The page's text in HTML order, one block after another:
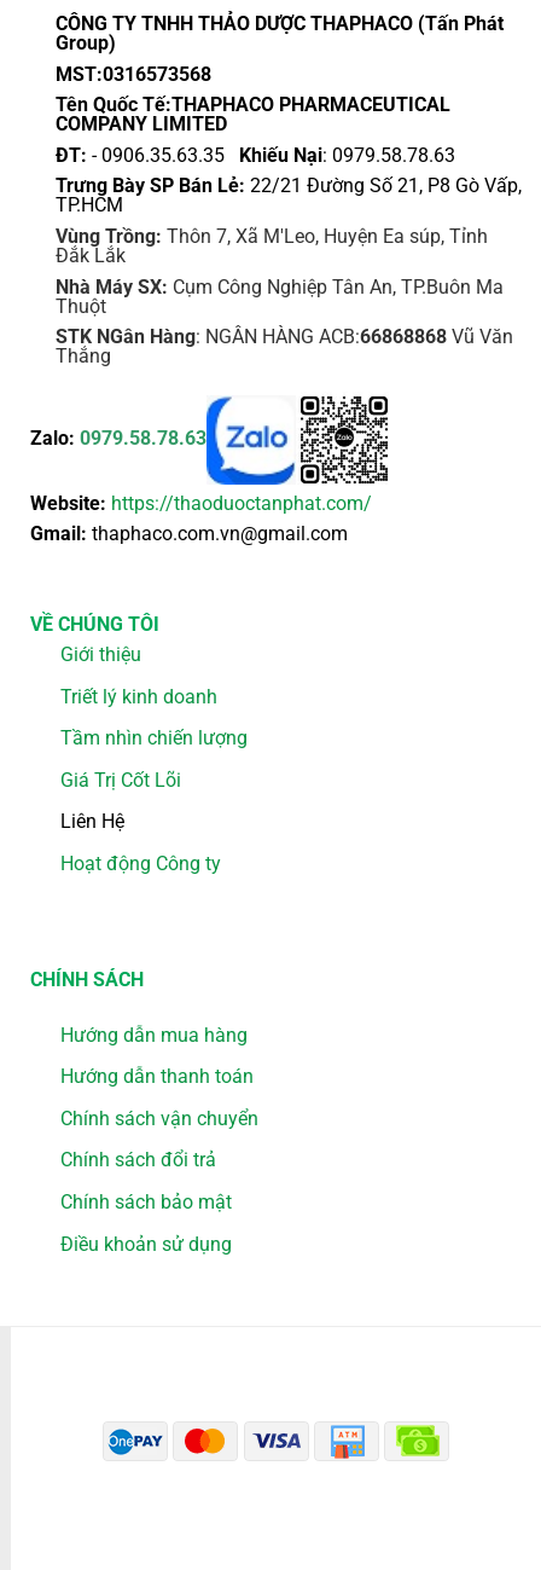
thể
chọn
trang
phẩm
thể
được
trang
phẩm
CÔNG TY TNHH THẢO DƯỢC THAPHACO (Tấn Phát
Group)
MST:0316573568
Tên Quốc Tế:THAPHACO PHARMACEUTICAL
COMPANY LIMITED
ĐT: - 0906.35.63.35 Khiếu Nại: 0979.58.78.63
Trưng Bày SP Bán Lẻ: 22/21 Đường Số 21, P8 Gò Vấp,
TP.HCM
Vùng Trồng: Thôn 7, Xã M'Leo, Huyện Ea súp, Tỉnh
Đắk Lắk
Nhà Máy SX: Cụm Công Nghiệp Tân An, TP.Buôn Ma
Thuột
STK NGân Hàng: NGÂN HÀNG ACB:66868868Vũ Văn
Thắng
Zalo: 0979.58.78.63
Website: https://thaoduoctanphat.com/
Gmail: thaphaco.com.vn@gmail.com
VỀ CHÚNG TÔI
Giới thiệu
Triết lý kinh doanh
Tầm nhìn chiến lượng
Giá Trị Cốt Lõi
Liên Hệ
Hoạt động Công ty
CHÍNH SÁCH
Hướng dẫn mua hàng
Hướng dẫn thanh toán
Chính sách vận chuyển
Chính sách đổi trả
Chính sách bảo mật
Điều khoản sử dụng